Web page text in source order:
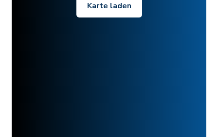
Karte laden